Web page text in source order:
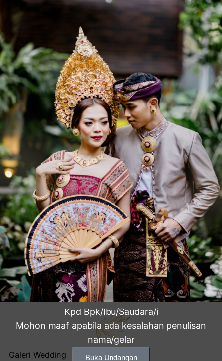
Kpd Bpk/Ibu/Saudara/i
Mohon maaf apabila ada kesalahan penulisan
nama/gelar
Buka Undangan
Yuli
Yuli Wulandari
Putri pertama dari pasangan
Rianto & Ni wayan seni
Br pengenderan , kedonganan , kuta , Badung
Acara Kami
JUMAT,
30 Juni 2023
Br Manggisari
desa manggisari pekutatan jembrana
View Map
Galeri Wedding